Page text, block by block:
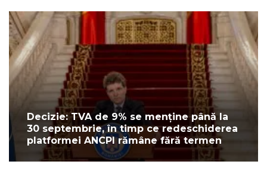
Decizie: TVA de 9% se menține până la
30 septembrie, în timp ce redeschiderea
platformei ANCPI rămâne fără termen